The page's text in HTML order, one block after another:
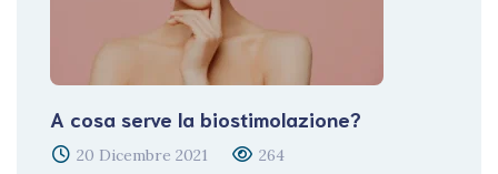
A cosa serve la biostimolazione?
20 Dicembre 2021 264